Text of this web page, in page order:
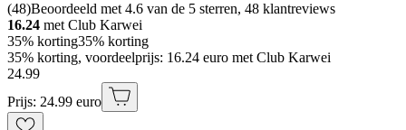
(48)Beoordeeld met 4.6 van de 5 sterren, 48 klantreviews
16.24 met Club Karwei
35% korting35% korting
35% korting, voordeelprijs: 16.24 euro met Club Karwei
24.99
Prijs: 24.99 euro